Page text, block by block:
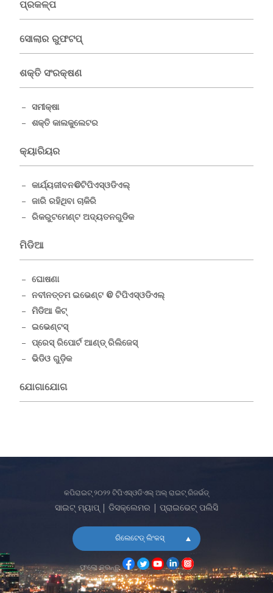
ପ୍ରକଳ୍ପ
ସୋଲାର ରୁଫଟପ୍
ଶକ୍ତି ସଂରକ୍ଷଣ
ସମୀକ୍ଷା
ଶକ୍ତି କାଲକୁଲେଟର
କ୍ୟାରିୟର
କାର୍ଯ୍ୟଜୀବନ@ଟିପିଏସ୍ଓଡିଏଲ୍
ଜାରି ରହିଥିବା ଚାକିରି
ରିକରୁଟମେଣ୍ଟ ଅଦ୍ୟତନଗୁଡିକ
ମିଡିଆ
ଘୋଷଣା
ନବୀନତ୍ତମ ଇଭେଣ୍ଟ @ ଟିପିଏସ୍ଓଡିଏଲ୍
ମିଡିଆ କିଟ୍
ଇଭେଣ୍ଟସ୍
ପ୍ରେସ୍ ରିପୋର୍ଟ ଆଣ୍ଡ୍ ରିଲିଜେସ୍
ଭିଡିଓ ଗୁଡ଼ିକ
ଯୋଗାଯୋଗ
କପିରାଇଟ୍ ୨୦୨୨ ଟିପିଏସ୍ଓଡିଏଲ୍ ଅଲ୍ ରାଇଟ୍ ରିଜର୍ଭଡ୍
ସାଇଟ୍ ମ୍ୟାପ୍| ଡିସକ୍ଲେମର ପ୍ରାଇଭେଟ୍ ପଲିସି
ରିଲେଟେଡ୍ ଲିଂକସ୍
ଫଲୋ କରନ୍ତୁ